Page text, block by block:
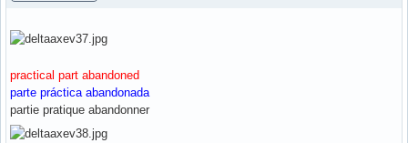
practical part abandoned
parte práctica abandonada
partie pratique abandonner